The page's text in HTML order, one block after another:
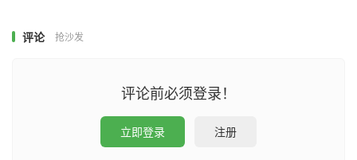
评论 抢沙发
评论前必须登录！
立即登录 注册